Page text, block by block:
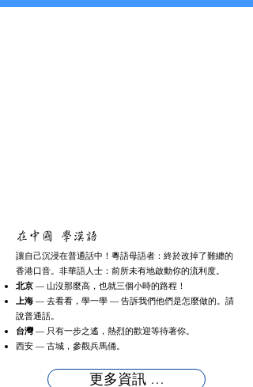
在 中國 學漢語 ​
讓自己沉浸在普通話中！粵語母語者：終於改掉了難纏的
香港口音。非華語人士：前所未有地啟動你的流利度。
北京 — 山沒那麼高，也就三個小時的路程！
上海 — 去看看，學一學 — 告訴我們他們是怎麼做的。請
說普通話。
台灣— 只有一步之遙，熱烈的歡迎等待著你。
西安 — 古城，參觀兵馬俑。
更多資訊 …